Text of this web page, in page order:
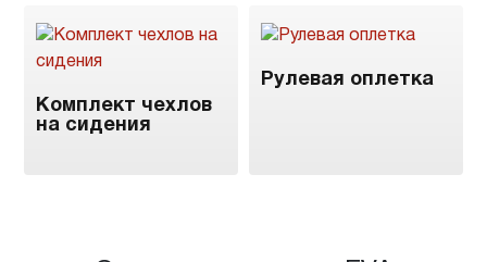
Комплект чехлов
на сидения
Рулевая оплетка